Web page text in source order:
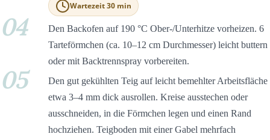
Wartezeit 30 min
04
Den Backofen auf 190 °C Ober-/Unterhitze vorheizen. 6
Tarteförmchen (ca. 10–12 cm Durchmesser) leicht buttern
oder mit Backtrennspray vorbereiten.
05
Den gut gekühlten Teig auf leicht bemehlter Arbeitsfläche
etwa 3–4 mm dick ausrollen. Kreise ausstechen oder
ausschneiden, in die Förmchen legen und einen Rand
hochziehen. Teigboden mit einer Gabel mehrfach